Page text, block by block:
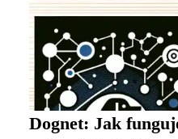
Dognet: Jak